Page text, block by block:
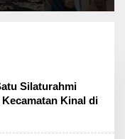
Ini
Silaturahmi
Kinal di